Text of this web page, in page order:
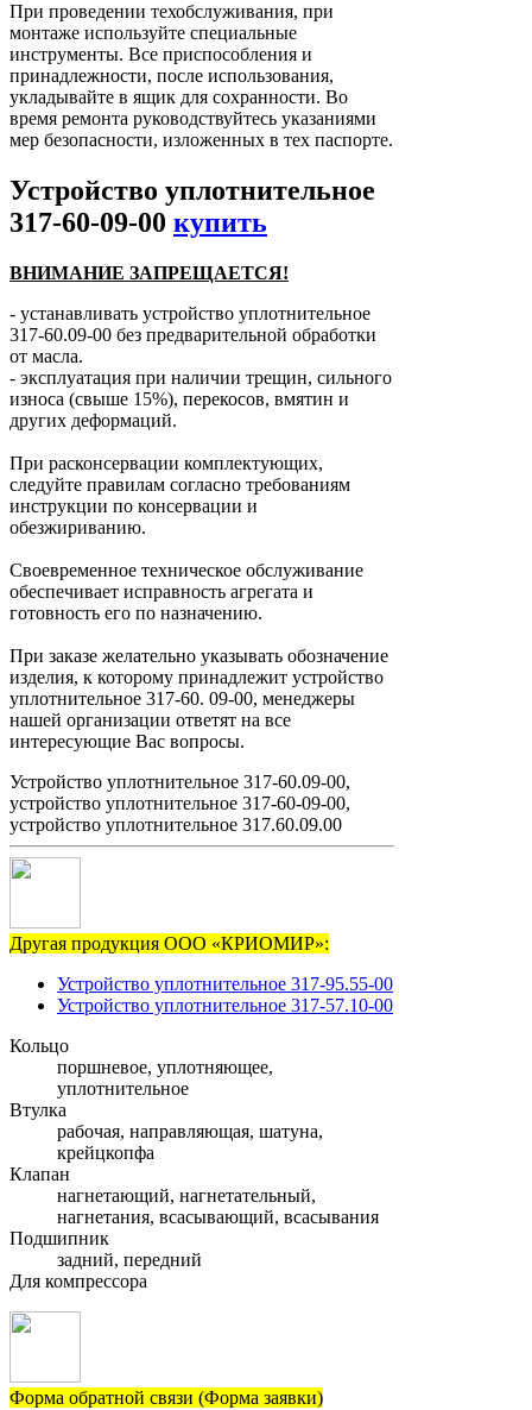
При проведении техобслуживания, при
монтаже используйте специальные
инструменты. Все приспособления и
принадлежности, после использования,
укладывайте в ящик для сохранности. Во
время ремонта руководствуйтесь указаниями
мер безопасности, изложенных в тех паспорте.
Устройство уплотнительное
317-60-09-00 купить
ВНИМАНИЕ ЗАПРЕЩАЕТСЯ!
- устанавливать устройство уплотнительное
317-60.09-00 без предварительной обработки
от масла.
- эксплуатация при наличии трещин, сильного
износа (свыше 15%), перекосов, вмятин и
других деформаций.
При расконсервации комплектующих,
следуйте правилам согласно требованиям
инструкции по консервации и
обезжириванию.
Своевременное техническое обслуживание
обеспечивает исправность агрегата и
готовность его по назначению.
При заказе желательно указывать обозначение
изделия, к которому принадлежит устройство
уплотнительное 317-60. 09-00, менеджеры
нашей организации ответят на все
интересующие Вас вопросы.
Устройство уплотнительное 317-60.09-00,
устройство уплотнительное 317-60-09-00,
устройство уплотнительное 317.60.09.00
Другая продукция ООО «КРИОМИР»:
Устройство уплотнительное 317-95.55-00
Устройство уплотнительное 317-57.10-00
Кольцо
поршневое, уплотняющее,
уплотнительное
Втулка
рабочая, направляющая, шатуна,
крейцкопфа
Клапан
нагнетающий, нагнетательный,
нагнетания, всасывающий, всасывания
Подшипник
задний, передний
Для компрессора
Форма обратной связи (Форма заявки)